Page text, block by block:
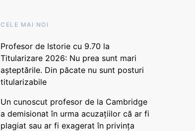
CELE MAI NOI
Profesor de Istorie cu 9.70 la
Titularizare 2026: Nu prea sunt mari
așteptările. Din păcate nu sunt posturi
titularizabile
Un cunoscut profesor de la Cambridge
a demisionat în urma acuzațiilor că ar fi
plagiat sau ar fi exagerat în privința